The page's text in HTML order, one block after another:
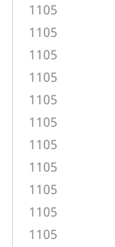
1105
1105
1105
1105
1105
1105
1105
1105
1105
1105
1105